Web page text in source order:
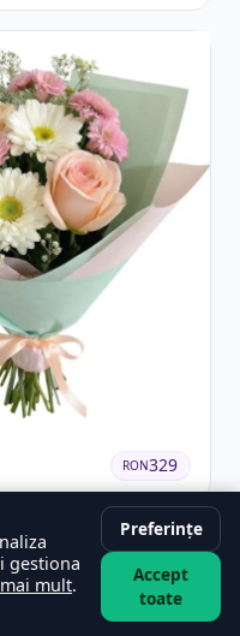
RON329
gestiona
mult.
Preferințe
Accept
toate